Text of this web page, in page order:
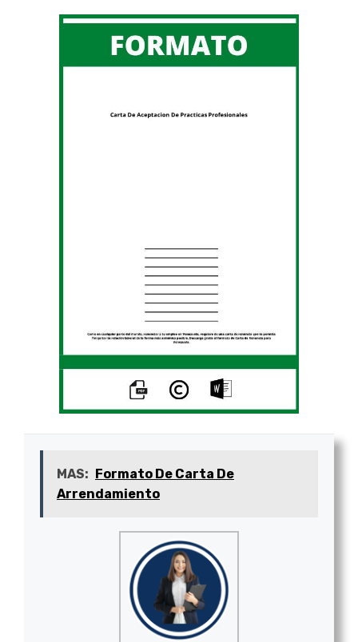
MAS: Formato De Carta De
Arrendamiento